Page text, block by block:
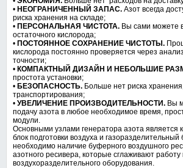
• НЕОГРАНИЧЕННЫЙ ЗАПАС. Азот всегда
риска хранения на складе;
• ПЕРСОНАЛЬНАЯ ЧИСТОТА. Вы сами можете
остаточного кислорода;
• ПОСТОЯННОЕ СОХРАНЕНИЕ ЧИСТОТЫ.
кислорода постоянно проверяется через
точности;
• КОМПАКТНЫЙ ДИЗАЙН И НЕБОЛЬШИЕ
простота установки;
• БЕЗОПАСНОСТЬ. Больше нет риска
транспортирования;
• УВЕЛИЧЕНИЕ ПРОИЗВОДИТЕЛЬНОСТИ. Вы
подачу азота в любое необходимое время,
модули.
Основными узлами генератора азота является
блок подготовки воздуха и газоразделительный
необходимо наличие буферного воздушного
азотного ресивера, которые сглаживают работу
воздухоразделительного оборудования.